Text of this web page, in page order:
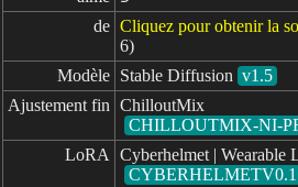
de Cliquez pour obtenir la
6)
Modèle Stable Diffusion v1.5
Ajustement fin ChilloutMix
CHILLOUTMIX-NI-
LoRA
Cyberhelmet | Wearable
CYBERHELMETV0.1